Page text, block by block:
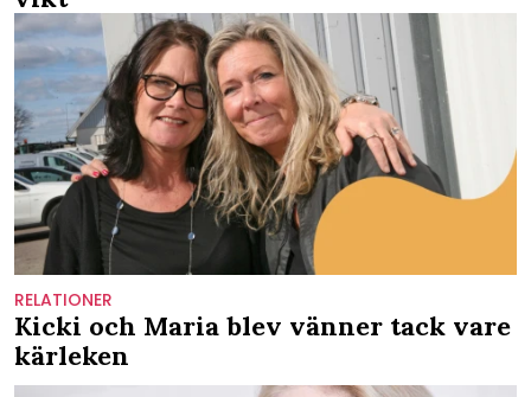
RELATIONER
Kicki och Maria blev vänner tack vare
kärleken